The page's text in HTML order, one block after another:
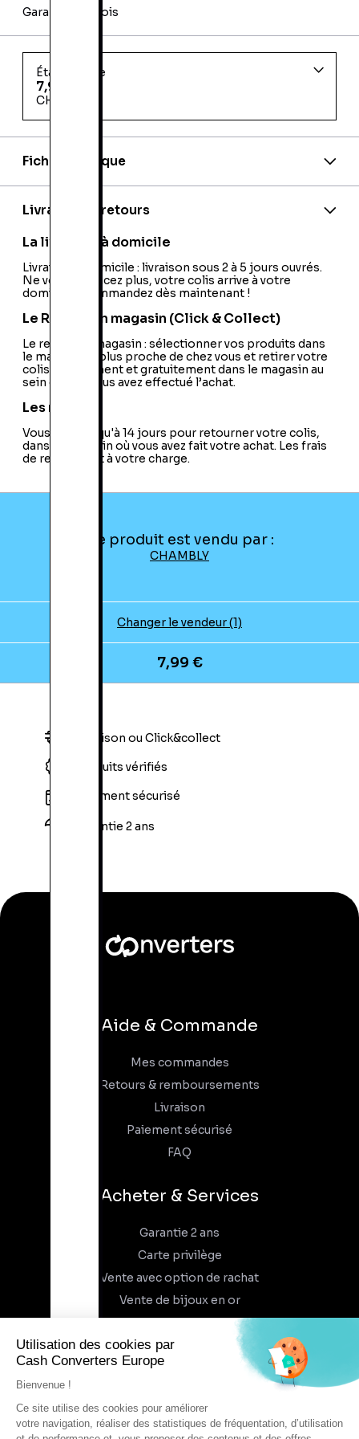
Garantie 24 mois
État d'usage
7,99 €
CHAMBLY
Fiche technique
Nationalité:France
Livraison et retours
La livraison à domicile
Livraison à domicile : livraison sous 2 à 5 jours ouvrés.
Ne vous déplacez plus, votre colis arrive à votre
domicile ! Commandez dès maintenant !
Le Retrait en magasin (Click & Collect)
Le retrait en magasin : sélectionner vos produits dans
le magasin le plus proche de chez vous et retirer votre
colis directement et gratuitement dans le magasin au
sein duquel vous avez effectué l’achat.
Les retours
Vous avez jusqu'à 14 jours pour retourner votre colis,
dans le magasin où vous avez fait votre achat. Les frais
de retour sont à votre charge.
Ce produit est vendu par :
CHAMBLY
Changer le vendeur (1)
7,99 €
Livraison ou Click&collect
Produits vérifiés
Paiement sécurisé
Garantie 2 ans
Aide & Commande
Mes commandes
Retours & remboursements
Livraison
Paiement sécurisé
FAQ
Acheter & Services
Garantie 2 ans
Carte privilège
Vente avec option de rachat
Vente de bijoux en or
À propos
Recrutement